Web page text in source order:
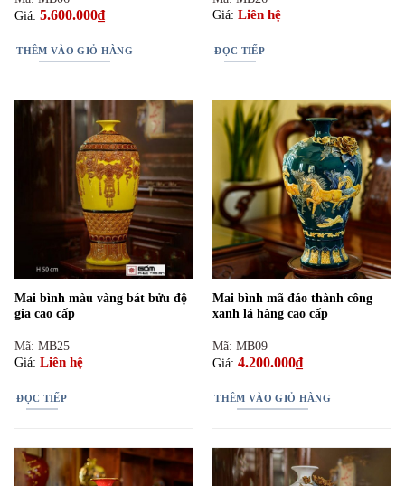
Giá: 5.600.000₫
THÊM VÀO GIỎ HÀNG
Giá: Liên hệ
ĐỌC TIẾP
Mai bình màu vàng bát bửu độ
gia cao cấp
Mã: MB25
Giá: Liên hệ
ĐỌC TIẾP
Mai bình mã đáo thành công
xanh lá hàng cao cấp
Mã: MB09
Giá: 4.200.000₫
THÊM VÀO GIỎ HÀNG